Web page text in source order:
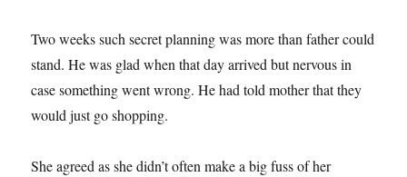
Two weeks such secret planning was more than father could
stand. He was glad when that day arrived but nervous in
case something went wrong. He had told mother that they
would just go shopping.
She agreed as she didn’t often make a big fuss of her